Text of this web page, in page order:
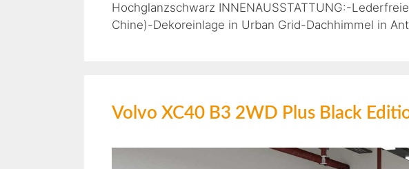
Hochglanzschwarz INNENAUSSTATTUNG:-
Chine)-Dekoreinlage in Urban Grid-Dachhimmel in
Volvo XC40 B3 2WD Plus Black